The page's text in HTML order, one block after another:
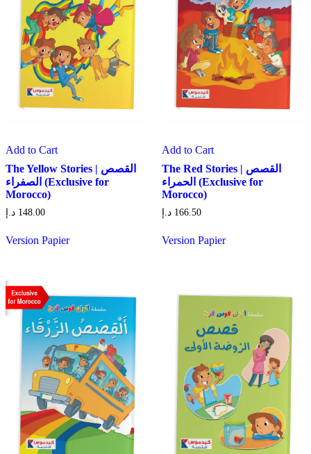
Add to Cart
The Yellow Stories | القصص
الصفراء (Exclusive for
Morocco)
148.00 د.إ
Version Papier
Add to Cart
The Red Stories | القصص
الحمراء (Exclusive for
Morocco)
166.50 د.إ
Version Papier